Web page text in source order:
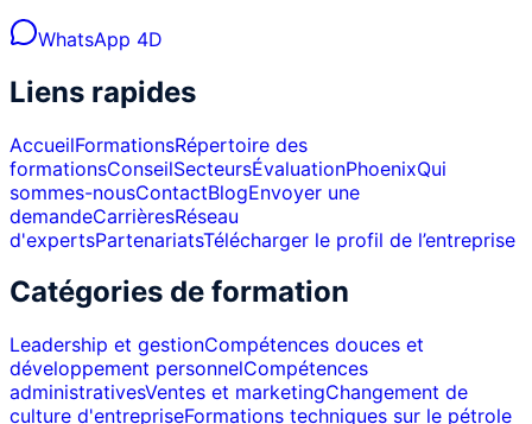
WhatsApp 4D
Liens rapides
AccueilFormationsRépertoire des
formationsConseilSecteursÉvaluationPhoenixQui
sommes-nousContactBlogEnvoyer une
demandeCarrièresRéseau
d'expertsPartenariatsTélécharger le profil de l’entreprise
Catégories de formation
Leadership et gestionCompétences douces et
développement personnelCompétences
administrativesVentes et marketingChangement de
culture d'entrepriseFormations techniques sur le pétrole